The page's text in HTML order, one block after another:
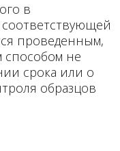
в
соответствующей
проведенным,
не
срока или о
образцов